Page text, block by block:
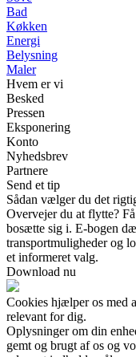
Bad
Køkken
Energi
Belysning
Maler
Hvem er vi
Besked
Pressen
Eksponering
Konto
Nyhedsbrev
Partnere
Send et tip
Sådan vælger du det
Overvejer du at flytte?
bosætte sig i. E-bogen
transportmuligheder og
et informeret valg.
Download nu
Cookies hjælper os med
relevant for dig.
Oplysninger om din
gemt og brugt af os og